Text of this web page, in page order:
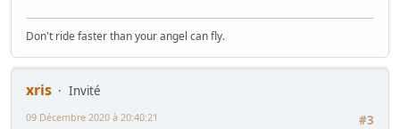
Don't ride faster than your angel can fly.
xris
Invité
#3
09 Décembre 2020 à 20:40:21